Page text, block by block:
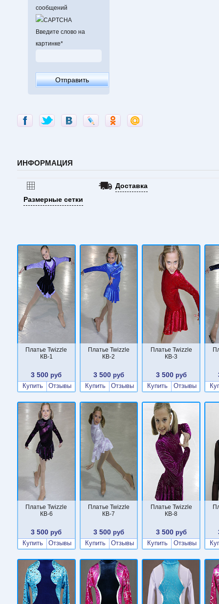
сообщений
Введите слово на
картинке*
ИНФОРМАЦИЯ
Размерные сетки
Доставка
Платье Twizzle
КВ-1
3 500 руб
Купить
Отзывы
Платье Twizzle
КВ-2
3 500 руб
Купить
Отзывы
Платье Twizzle
КВ-3
3 500руб
Купить
Отзывы
Платье Twizzle
КВ-6
3 500 руб
Купить
Отзывы
Платье Twizzle
КВ-7
3 500 руб
Купить
Отзывы
Платье Twizzle
КВ-8
3 500руб
Купить
Отзывы